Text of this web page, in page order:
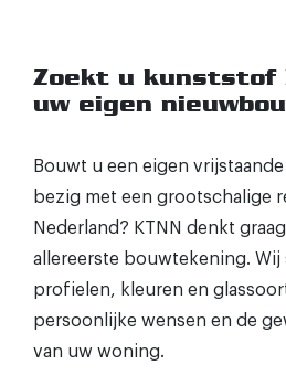
Zoekt u kunststof
uw eigen
Bouwt u een eigen
bezig met een grootschalige
Nederland? KTNN denkt
allereerste bouwtekening. Wij
profielen, kleuren en
persoonlijke wensen en de
van uw woning.